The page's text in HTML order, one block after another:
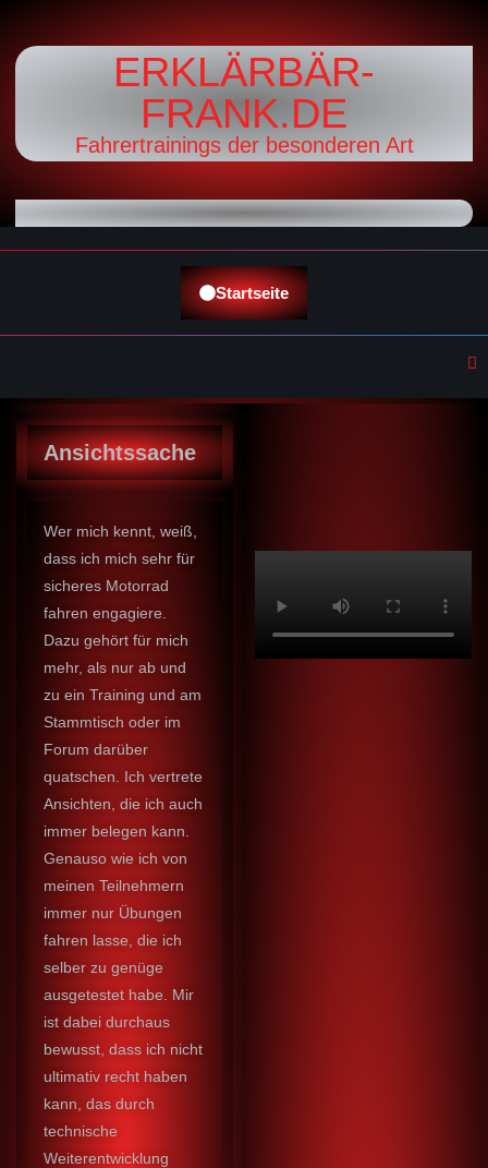
ERKLÄRBÄR-
FRANK.DE
Fahrertrainings der besonderen Art
Startseite
Ansichtssache
Wer mich kennt, weiß,
dass ich mich sehr für
sicheres Motorrad
fahren engagiere.
Dazu gehört für mich
mehr, als nur ab und
zu ein Training und am
Stammtisch oder im
Forum darüber
quatschen. Ich vertrete
Ansichten, die ich auch
immer belegen kann.
Genauso wie ich von
meinen Teilnehmern
immer nur Übungen
fahren lasse, die ich
selber zu genüge
ausgetestet habe. Mir
ist dabei durchaus
bewusst, dass ich nicht
ultimativ recht haben
kann, das durch
technische
Weiterentwicklung